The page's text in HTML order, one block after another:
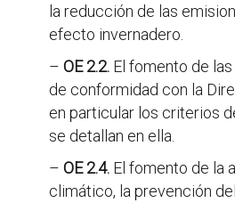
la reducción de las
efecto invernadero.
– OE 2.2. El fomento de
de conformidad con la
en particular los criterios
se detallan en ella.
– OE 2.4. El fomento de la
climático, la prevención